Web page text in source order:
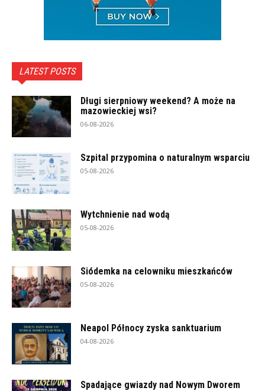
LATEST POSTS
Długi sierpniowy weekend? A może na
mazowieckiej wsi?
06-08-2026
Szpital przypomina o naturalnym wsparciu
05-08-2026
Wytchnienie nad wodą
05-08-2026
Siódemka na celowniku mieszkańców
05-08-2026
Neapol Północy zyska sanktuarium
04-08-2026
Spadające gwiazdy nad Nowym Dworem